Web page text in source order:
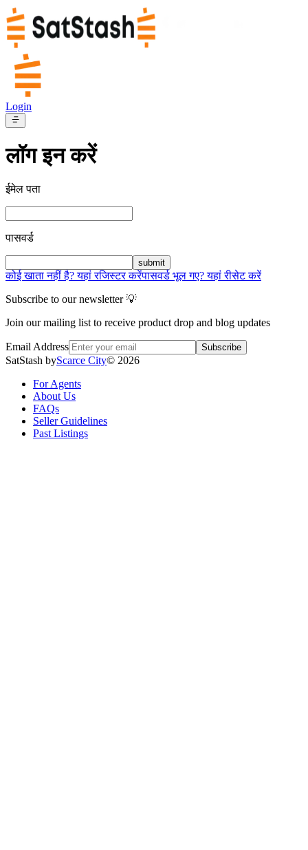
Login
लॉग इन करें
ईमेल पता
पासवर्ड
submit
कोई खाता नहीं है? यहां रजिस्टर करेंपासवर्ड भूल गए? यहां रीसेट करें
Subscribe to our newsletter 💡
Join our mailing list to receive product drop and blog updates
Email Address Subscribe
SatStash byScarce City© 2026
For Agents
About Us
FAQs
Seller Guidelines
Past Listings